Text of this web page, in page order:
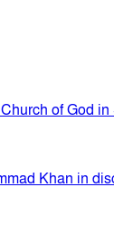
of God
Khan in